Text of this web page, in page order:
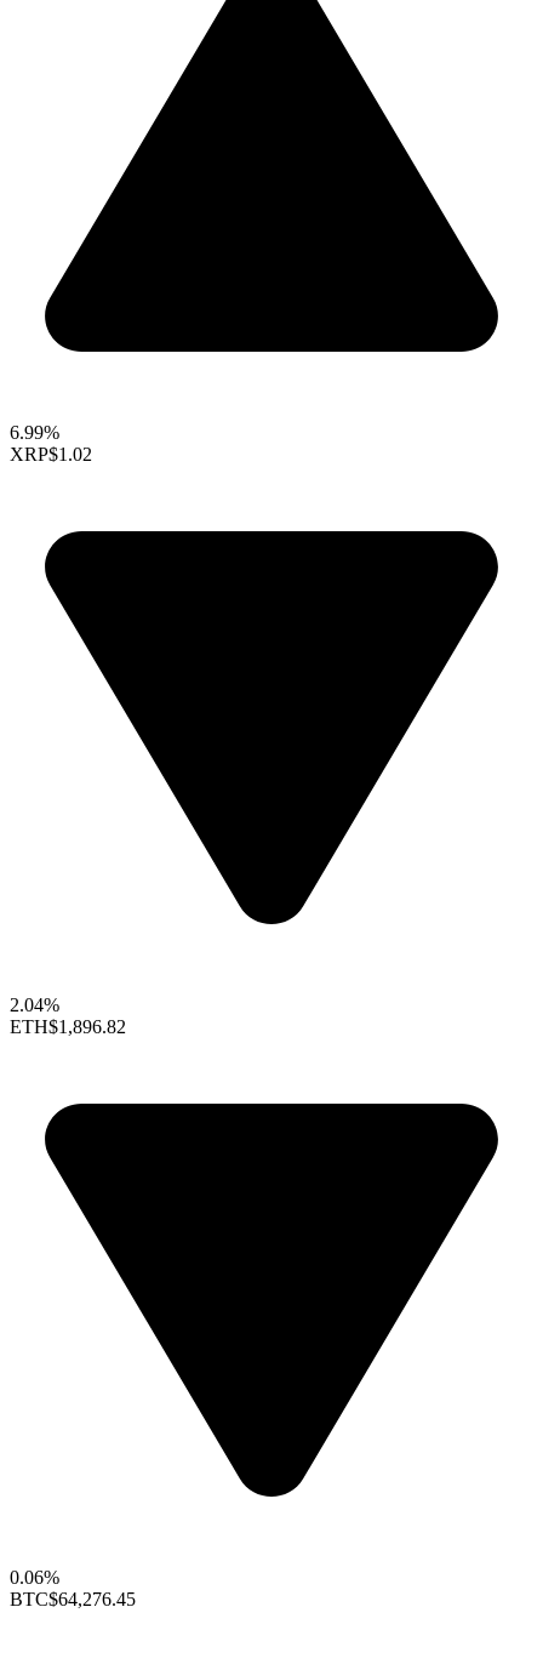
6.99%
XRP$1.02
2.04%
ETH$1,896.82
0.06%
BTC$64,276.45